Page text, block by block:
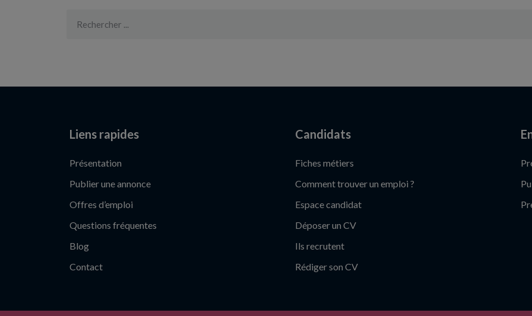
Liens rapides
Présentation
Publier une annonce
Offres d’emploi
Questions fréquentes
Blog
Contact
Candidats
Fiches métiers
Comment trouver un emploi ?
Espace candidat
Déposer un CV
Ils recrutent
Rédiger son CV